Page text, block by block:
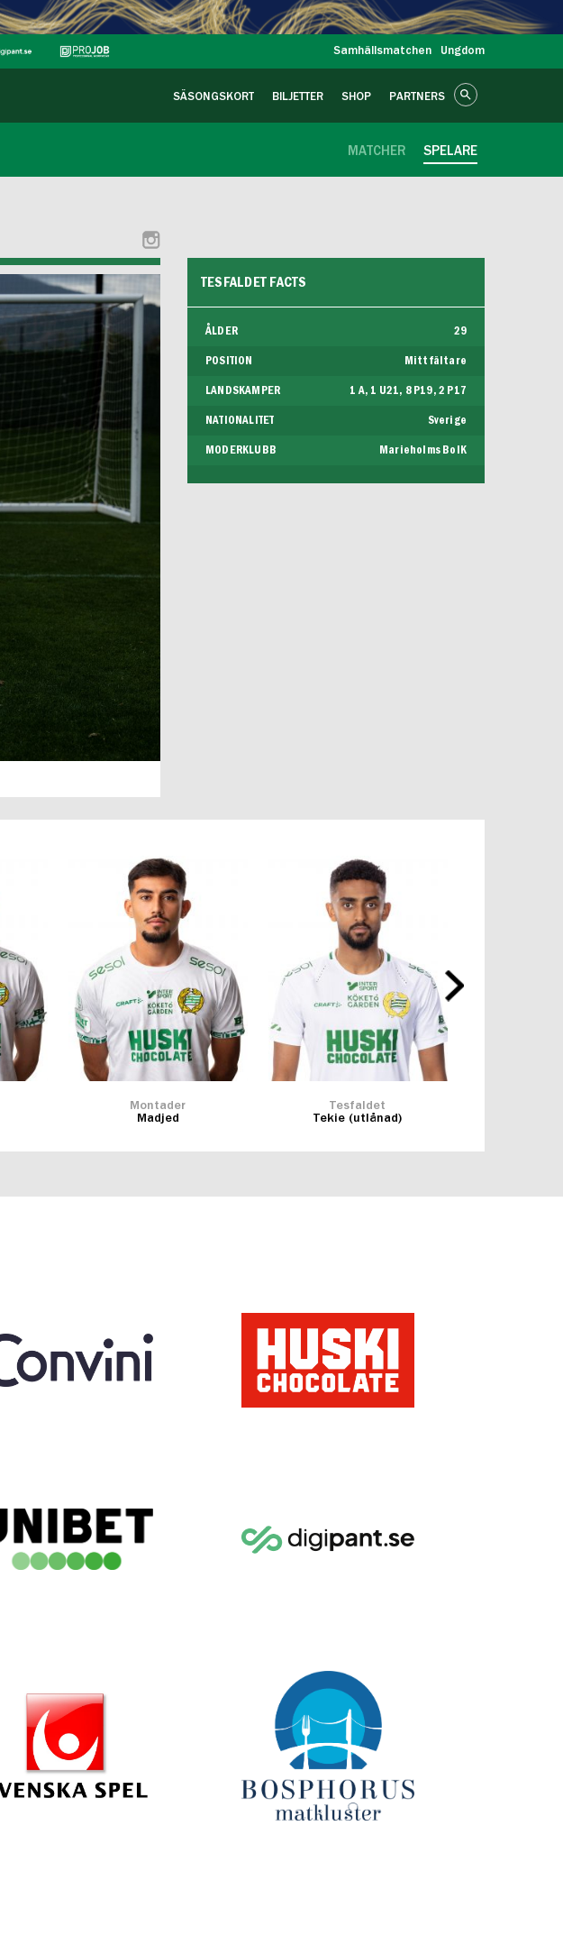
Samhällsmatchen Ungdom
SÄSONGSKORT BILJETTER SHOP PARTNERS
SPELARE
MATCHER
TESFALDET FACTS
ÅLDER 29
POSITION Mittfältare
LANDSKAMPER 1 A, 1 U21, 8 P19, 2 P17
NATIONALITET Sverige
MODERKLUBB Marieholms BoIK
Montader
Madjed
Tesfaldet
Tekie (utlånad)